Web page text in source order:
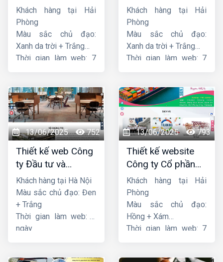
Dương
Khách hàng tại Hải
Phòng
Màu sắc chủ đạo:
Xanh da trời + Trắng
Thời gian làm web: 7
liên minh
Khách hàng tại Hải
Phòng
Màu sắc chủ đạo:
Xanh da trời + Trắng
Thời gian làm web: 7
13/06/2025 752
Thiết kế web Công
ty Đầu tư và
Thương mại Five-
Star
Khách hàng tại Hà Nội
Màu sắc chủ đạo: Đen
+ Trắng
Thời gian làm web: 7
ngày
13/06/2025 793
Thiết kế website
Công ty Cổ phần
dịch vụ hàng hải
Sen
Khách hàng tại Hải
Phòng
Màu sắc chủ đạo:
Hồng + Xám
Thời gian làm web: 7